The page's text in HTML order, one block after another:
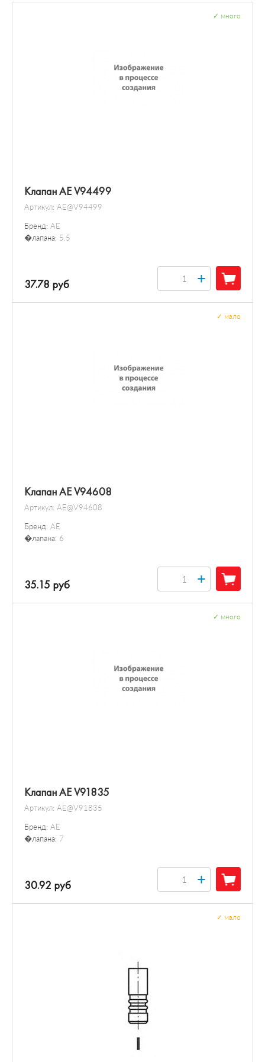
Клапан AE V94499
Артикул: AE@V94499
Бренд: AE
�лапана: 5.5
много
37.78 руб +
Клапан AE V94608
Артикул: AE@V94608
Бренд: AE
�лапана: 6
мало
35.15 руб +
Клапан AE V91835
Артикул: AE@V91835
Бренд: AE
�лапана: 7
много
30.92 руб +
мало